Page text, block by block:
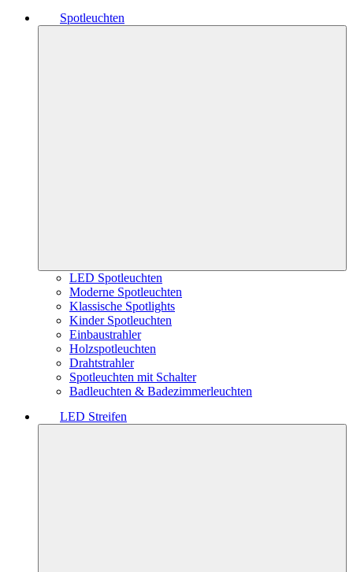
Spotleuchten
LED Spotleuchten
Moderne Spotleuchten
Klassische Spotlights
Kinder Spotleuchten
Einbaustrahler
Holzspotleuchten
Drahtstrahler
Spotleuchten mit Schalter
Badleuchten & Badezimmerleuchten
LED Streifen